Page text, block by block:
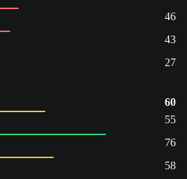
46
43
27
60
55
76
58